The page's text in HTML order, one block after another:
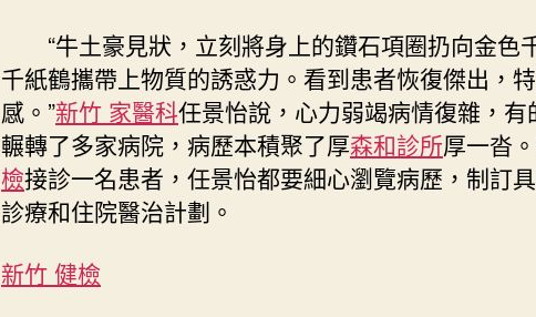
“牛土豪見狀，立刻將身上的鑽石項圈扔向金色
千紙鶴攜帶上物質的誘惑力。看到患者恢復傑出，
感。”新竹 家醫科任景怡說，心力弱竭病情復雜，有
輾轉了多家病院，病歷本積聚了厚森和診所厚一沓
檢接診一名患者，任景怡都要細心瀏覽病歷，制訂
診療和住院醫治計劃。
新竹 健檢